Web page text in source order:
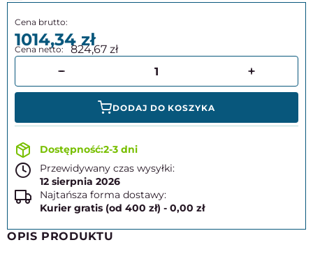
1014,34824,67
DODAJ DO KOSZYKA
2-3 dni
Przewidywany czas wysyłki:
12 sierpnia 2026
Najtańsza forma dostawy:
Kurier gratis (od 400 zł) - 0,00 zł
OPIS PRODUKTU